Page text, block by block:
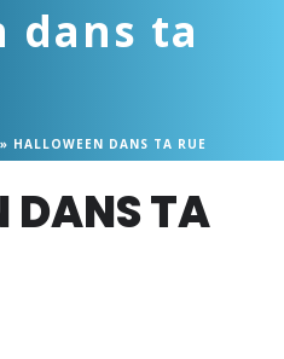
dans ta
» HALLOWEEN DANS TA RUE
DANS TA